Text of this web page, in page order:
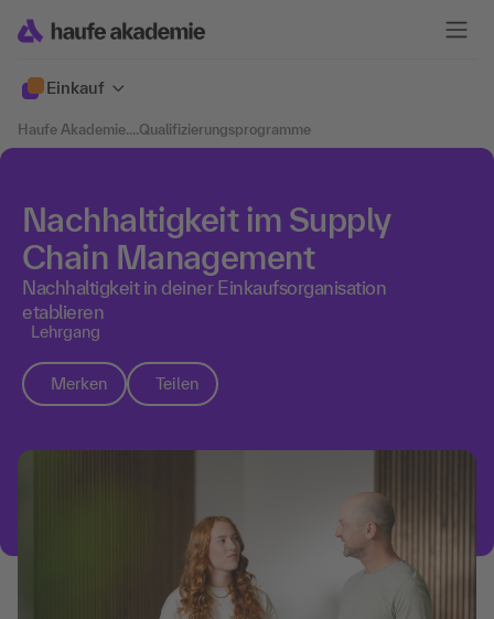
Einkauf
Haufe Akademie....Qualifizierungsprogramme
Nachhaltigkeit im Supply
Chain Management
Nachhaltigkeit in deiner Einkaufsorganisation
etablieren
Lehrgang
Merken Teilen